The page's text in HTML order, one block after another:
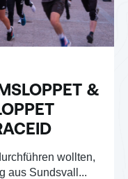
&
wollten,
aus Sundsvall...